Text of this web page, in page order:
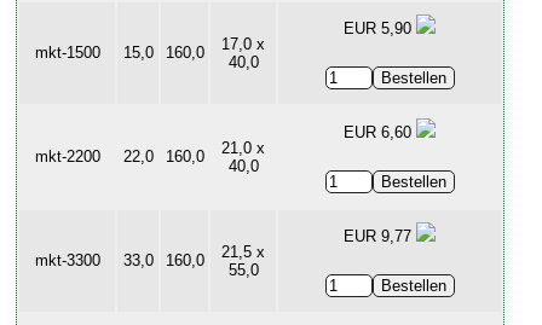
mkt-1500 15,0 160,0
17,0 x
40,0
EUR 5,90
mkt-2200 22,0 160,0
21,0 x
40,0
EUR 6,60
mkt-3300 33,0 160,0
21,5 x
55,0
EUR 9,77